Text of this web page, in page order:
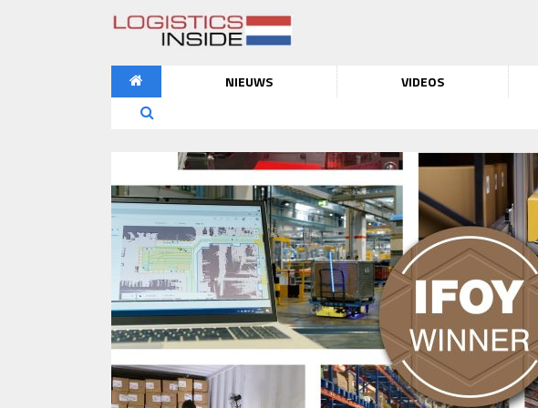
NIEUWS VIDEOS